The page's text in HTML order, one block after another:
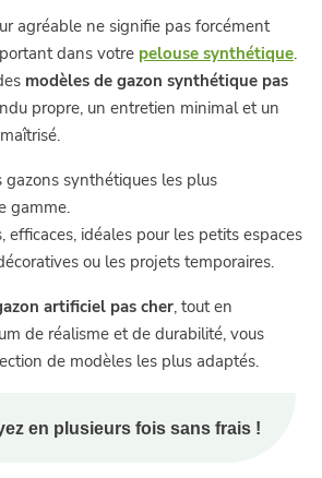
agréable ne signifie pas forcément
dans votre pelouse synthétique.
modèles de gazon synthétique pas
propre, un entretien minimal et un
gazons synthétiques les plus
gamme.
efficaces, idéales pour les petits espaces
ou les projets temporaires.
artificiel pas cher, tout en
de réalisme et de durabilité, vous
de modèles les plus adaptés.
en plusieurs fois sans frais !